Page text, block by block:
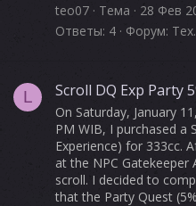
teo07
Тема 28 Фев
Ответы: 4 Форум:
L Scroll DQ Exp Party
On Saturday, January
PM WIB, I purchased a
Experience) for 333cc.
at the NPC
scroll. I decided to
that the Party Quest